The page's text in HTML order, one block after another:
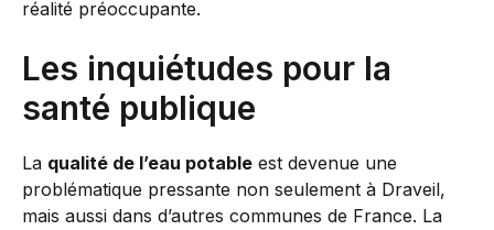
réalité préoccupante.
Les inquiétudes pour la
santé publique
La qualité de l’eau potable est devenue une
problématique pressante non seulement à Draveil,
mais aussi dans d’autres communes de France. La